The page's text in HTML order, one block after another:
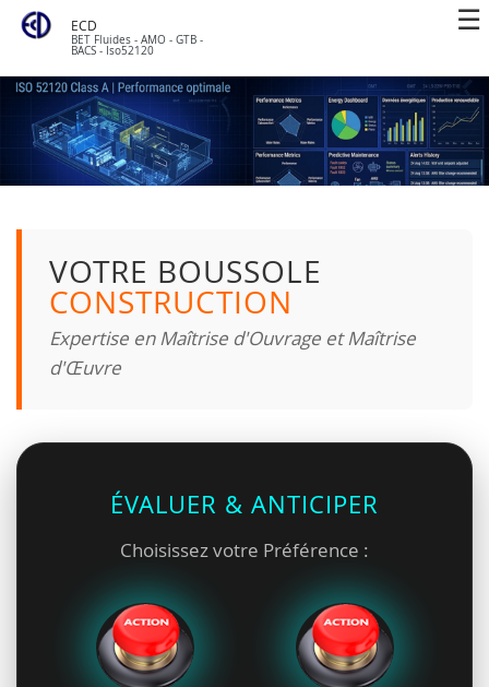
ECD
BET Fluides - AMO - GTB -
BACS - Iso52120
VOTRE BOUSSOLE
CONSTRUCTION
Expertise en Maîtrise d'Ouvrage et Maîtrise
d'Œuvre
ÉVALUER & ANTICIPER
Choisissez votre Préférence :